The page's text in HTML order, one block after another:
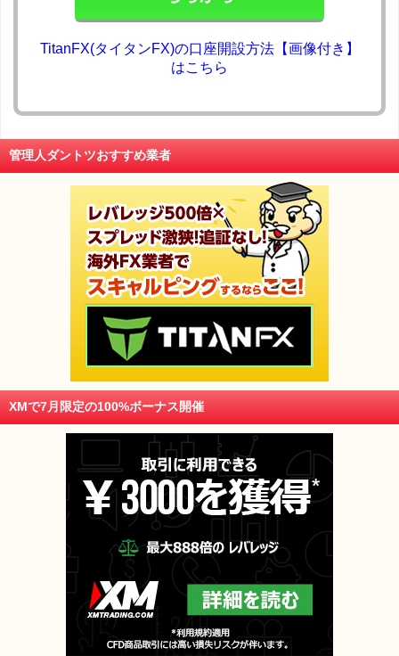
TitanFX(タイタンFX)の口座開設方法【画像付き】
はこちら
管理人ダントツおすすめ業者
XMで7月限定の100%ボーナス開催